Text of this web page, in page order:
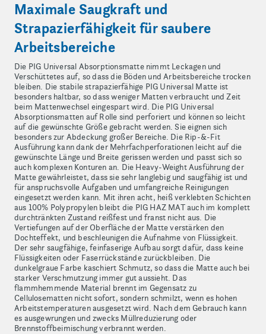
Maximale Saugkraft und
Strapazierfähigkeit für saubere
Arbeitsbereiche
Die PIG Universal Absorptionsmatte nimmt Leckagen und
Verschüttetes auf, so dass die Böden und Arbeitsbereiche trocken
bleiben. Die stabile strapazierfähige PIG Universal Matte ist
besonders haltbar, so dass weniger Matten verbraucht und Zeit
beim Mattenwechsel eingespart wird. Die PIG Universal
Absorptionsmatten auf Rolle sind perforiert und können so leicht
auf die gewünschte Größe gebracht werden. Sie eignen sich
besonders zur Abdeckung großer Bereiche. Die Rip-&-Fit
Ausführung kann dank der Mehrfachperforationen leicht auf die
gewünschte Länge und Breite gerissen werden und passt sich so
auch komplexen Konturen an. Die Heavy-Weight Ausführung der
Matte gewährleistet, dass sie sehr langlebig und saugfähig ist und
für anspruchsvolle Aufgaben und umfangreiche Reinigungen
eingesetzt werden kann. Mit ihren acht, heiß verklebten Schichten
aus 100% Polypropylen bleibt die PIG HAZ MAT auch im komplett
durchtränkten Zustand reißfest und franst nicht aus. Die
Vertiefungen auf der Oberfläche der Matte verstärken den
Dochteffekt, und beschleunigen die Aufnahme von Flüssigkeit.
Der sehr saugfähige, feinfaserige Aufbau sorgt dafür, dass keine
Flüssigkeiten oder Faserrückstände zurückbleiben. Die
dunkelgraue Farbe kaschiert Schmutz, so dass die Matte auch bei
starker Verschmutzung immer gut aussieht. Das
flammhemmende Material brennt im Gegensatz zu
Cellulosematten nicht sofort, sondern schmilzt, wenn es hohen
Arbeitstemperaturen ausgesetzt wird. Nach dem Gebrauch kann
es ausgewrungen und zwecks Müllreduzierung oder
Brennstoffbeimischung verbrannt werden.